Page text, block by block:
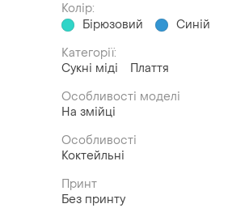
Колір:
Бірюзовий
Синій
Категорії:
Сукні міді
Плаття
Особливості моделі
На змійці
Особливості
Коктейльні
Принт
Без принту